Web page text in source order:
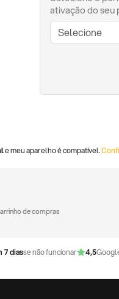
ativação do seu
e meu aparelho é compatível.
de compras
7 diasse não funcionar 4,5